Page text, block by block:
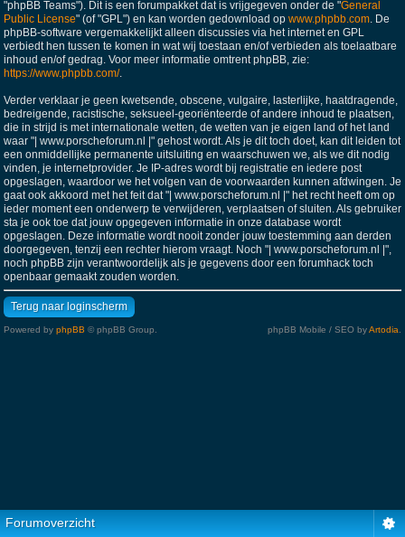
"phpBB Teams"). Dit is een forumpakket dat is vrijgegeven onder de "General
Public License" (of "GPL") en kan worden gedownload op www.phpbb.com. De
phpBB-software vergemakkelijkt alleen discussies via het internet en GPL
verbiedt hen tussen te komen in wat wij toestaan en/of verbieden als toelaatbare
inhoud en/of gedrag. Voor meer informatie omtrent phpBB, zie:
https://www.phpbb.com/.
Verder verklaar je geen kwetsende, obscene, vulgaire, lasterlijke, haatdragende,
bedreigende, racistische, seksueel-georiënteerde of andere inhoud te plaatsen,
die in strijd is met internationale wetten, de wetten van je eigen land of het land
waar "| www.porscheforum.nl |" gehost wordt. Als je dit toch doet, kan dit leiden tot
een onmiddellijke permanente uitsluiting en waarschuwen we, als we dit nodig
vinden, je internetprovider. Je IP-adres wordt bij registratie en iedere post
opgeslagen, waardoor we het volgen van de voorwaarden kunnen afdwingen. Je
gaat ook akkoord met het feit dat "| www.porscheforum.nl |" het recht heeft om op
ieder moment een onderwerp te verwijderen, verplaatsen of sluiten. Als gebruiker
sta je ook toe dat jouw opgegeven informatie in onze database wordt
opgeslagen. Deze informatie wordt nooit zonder jouw toestemming aan derden
doorgegeven, tenzij een rechter hierom vraagt. Noch "| www.porscheforum.nl |",
noch phpBB zijn verantwoordelijk als je gegevens door een forumhack toch
openbaar gemaakt zouden worden.
Terug naar loginscherm
Powered by phpBB © phpBB Group. phpBB Mobile / SEO byArtodia
Forumoverzicht